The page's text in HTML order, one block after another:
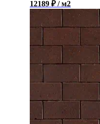
12189 ₽ / м2